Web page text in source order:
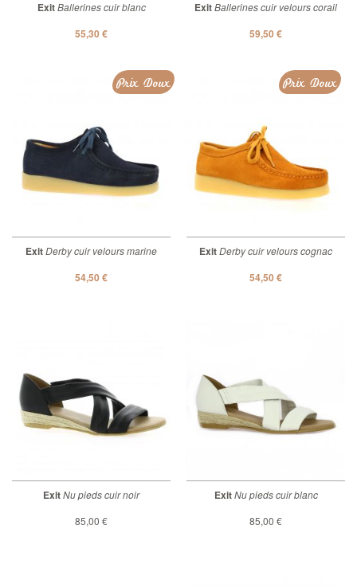
ExitBallerines cuir blanc
55,30 €
ExitBallerines cuir velours corail
59,50 €
ExitDerby cuir velours marine
54,50 €
Prix Doux
ExitDerby cuir velours cognac
54,50 €
Prix Doux
ExitNu pieds cuir noir
85,00 €
ExitNu pieds cuir blanc
85,00 €